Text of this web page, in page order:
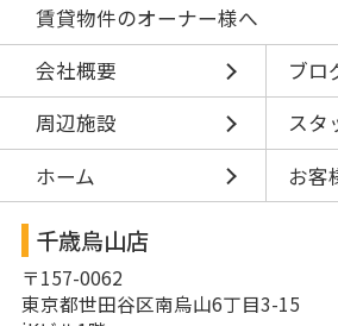
賃貸物件のオーナー様へ
会社概要
ブロ
周辺施設
スタ
ホーム
お客
千歳烏山店
〒157-0062
東京都世田谷区南烏山6丁目3-15